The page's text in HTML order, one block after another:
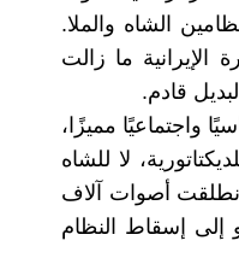
الشاه والملا.
الإيرانية ما زالت
قادم.
واجتماعيًا مميزًا،
لا للشاه
انطلقت أصوات آلاف
إلى إسقاط النظام